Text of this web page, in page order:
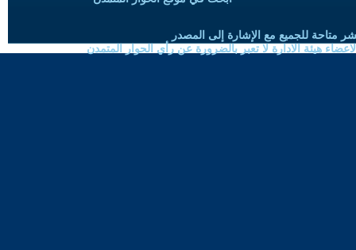
متاحة للجميع مع الإشارة إلى المصدر
هيئة الادارة لا تعبر بالضرورة عن رأي الحوار المتمدن